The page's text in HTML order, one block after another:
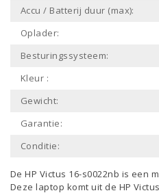
Accu / Batterij duur (max):
Oplader:
Besturingssysteem:
Kleur :
Gewicht:
Garantie:
Conditie:
De HP Victus 16-s0022nb is een
Deze laptop komt uit de HP Victus